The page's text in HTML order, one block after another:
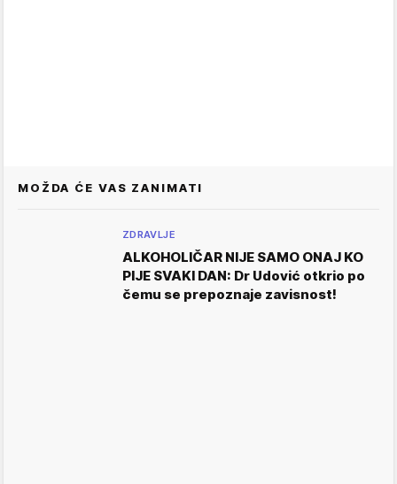
MOŽDA ĆE VAS ZANIMATI
ZDRAVLJE
ALKOHOLIČAR NIJE SAMO ONAJ KO
PIJE SVAKI DAN: Dr Udović otkrio po
čemu se prepoznaje zavisnost!